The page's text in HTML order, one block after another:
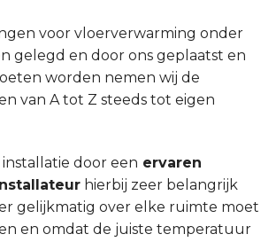
voor vloerverwarming onder
gelegd en door ons geplaatst en
worden nemen wij de
van A tot Z steeds tot eigen
door een ervaren
hierbij zeer belangrijk
gelijkmatig over elke ruimte moet
en omdat de juiste temperatuur